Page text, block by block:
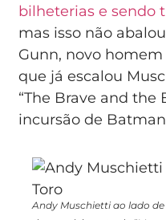
bilheterias e sendo
mas isso não
Gunn, novo
que já escalou
“The Brave and the
incursão de
Andy Muschietti ao lado